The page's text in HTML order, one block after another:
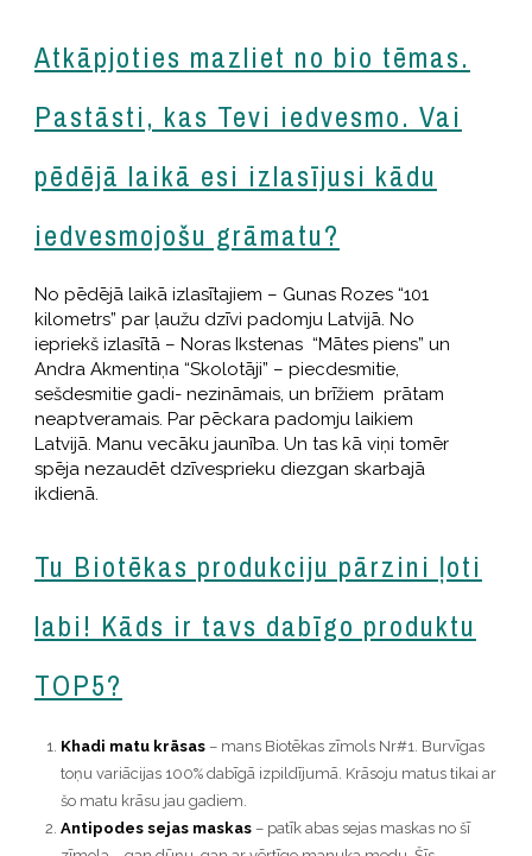
Atkāpjoties mazliet no bio tēmas.
Pastāsti, kas Tevi iedvesmo. Vai
pēdējā laikā esi izlasījusi kādu
iedvesmojošu grāmatu?
No pēdējā laikā izlasītajiem – Gunas Rozes “101
kilometrs” par ļaužu dzīvi padomju Latvijā. No
iepriekš izlasītā – Noras Ikstenas “Mātes piens” un
Andra Akmentiņa “Skolotāji” – piecdesmitie,
sešdesmitie gadi- nezināmais, un brīžiem prātam
neaptveramais. Par pēckara padomju laikiem
Latvijā. Manu vecāku jaunība. Un tas kā viņi tomēr
spēja nezaudēt dzīvesprieku diezgan skarbajā
ikdienā.
Tu Biotēkas produkciju pārzini ļoti
labi! Kāds ir tavs dabīgo produktu
TOP5?
Khadi matu krāsas– mans Biotēkas zīmols Nr#1. Burvīgas
toņu variācijas 100% dabīgā izpildījumā. Krāsoju matus tikai ar
šo matu krāsu jau gadiem.
Antipodes sejas maskas – patīk abas sejas maskas no šī